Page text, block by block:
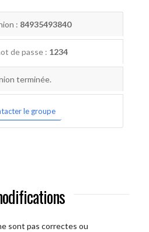
: 84935493840
de passe : 1234
terminée.
le groupe
sont pas correctes ou